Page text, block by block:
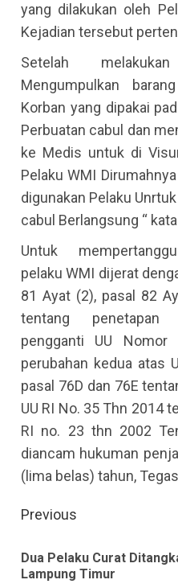
yang dilakukan oleh
Kejadian tersebut
Setelah
Mengumpulkan
Korban yang dipakai
Perbuatan cabul dan
ke Medis untuk di
Pelaku WMI
digunakan Pelaku
cabul Berlangsung “
Untuk
pelaku WMI dijerat
81 Ayat (2), pasal 82
tentang penetapan
pengganti UU
perubahan kedua atas
pasal 76D dan 76E
UU RI No. 35 Thn 2014
RI no. 23 thn 2002
diancam hukuman
(lima belas) tahun,
Continue
Previous
Dua Pelaku Curat
Lampung Timur